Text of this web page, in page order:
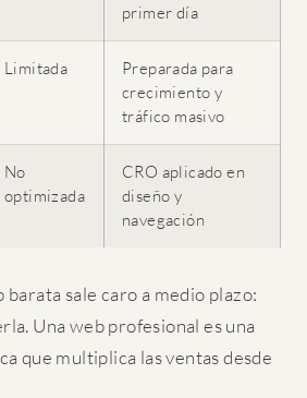
primer día
Limitada
Preparada para
crecimiento y
tráfico masivo
No
optimizada
CRO aplicado en
diseño y
navegación
sale caro a medio plazo:
Una web profesional es una
que multiplica las ventas desde